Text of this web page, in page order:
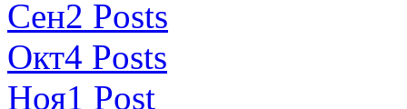
Сен2 Posts
Окт4 Posts
Ноя1 Post